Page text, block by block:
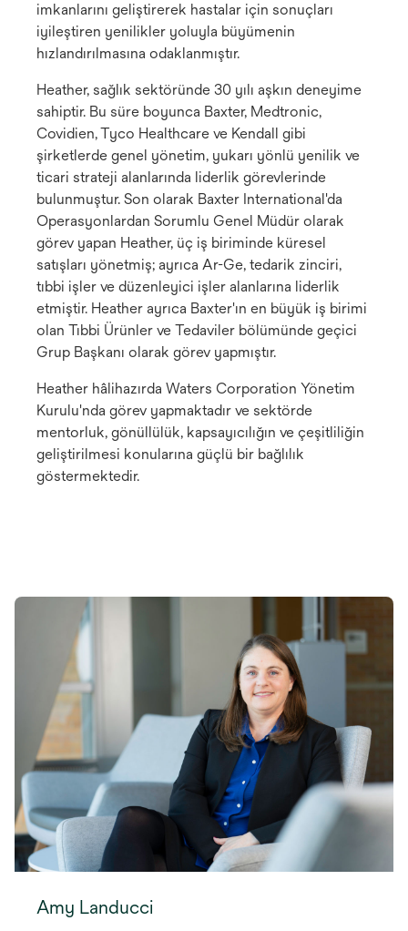
imkanlarını geliştirerek hastalar için sonuçları
iyileştiren yenilikler yoluyla büyümenin
hızlandırılmasına odaklanmıştır.
Heather, sağlık sektöründe 30 yılı aşkın deneyime
sahiptir. Bu süre boyunca Baxter, Medtronic,
Covidien, Tyco Healthcare ve Kendall gibi
şirketlerde genel yönetim, yukarı yönlü yenilik ve
ticari strateji alanlarında liderlik görevlerinde
bulunmuştur. Son olarak Baxter International'da
Operasyonlardan Sorumlu Genel Müdür olarak
görev yapan Heather, üç iş biriminde küresel
satışları yönetmiş; ayrıca Ar-Ge, tedarik zinciri,
tıbbi işler ve düzenleyici işler alanlarına liderlik
etmiştir. Heather ayrıca Baxter'ın en büyük iş birimi
olan Tıbbi Ürünler ve Tedaviler bölümünde geçici
Grup Başkanı olarak görev yapmıştır.
Heather hâlihazırda Waters Corporation Yönetim
Kurulu'nda görev yapmaktadır ve sektörde
mentorluk, gönüllülük, kapsayıcılığın ve çeşitliliğin
geliştirilmesi konularına güçlü bir bağlılık
göstermektedir.
Amy Landucci